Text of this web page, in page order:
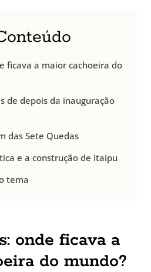
ficava a maior cachoeira do
de depois da inauguração
das Sete Quedas
e a construção de Itaipu
tema
onde ficava a
do mundo?